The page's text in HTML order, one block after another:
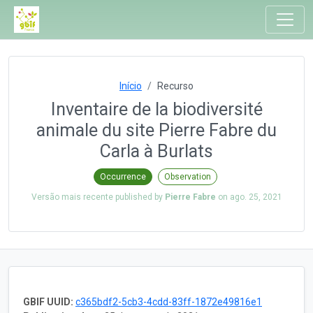
Início Recurso
Inventaire de la biodiversité
animale du site Pierre Fabre du
Carla à Burlats
Occurrence Observation
Versão mais recente published by Pierre Fabre on ago. 25, 2021
GBIF UUID: c365bdf2-5cb3-4cdd-83ff-1872e49816e1